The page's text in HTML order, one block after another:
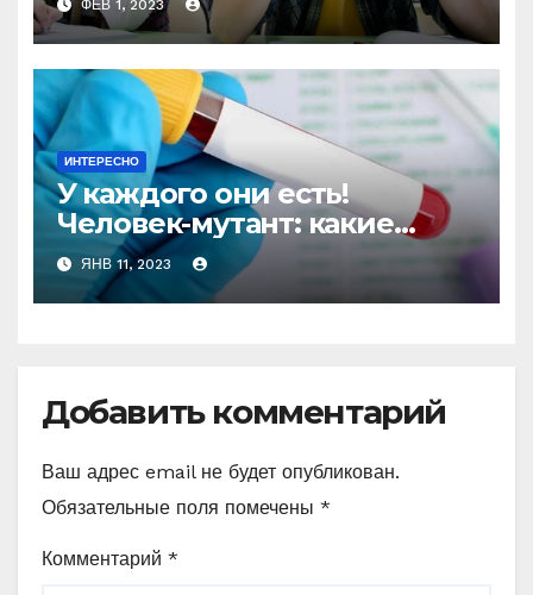
ФЕВ 1, 2023
ИНТЕРЕСНО
У каждого они есть!
Человек-мутант: какие
генетические
«суперспособности» есть у
вас?
ЯНВ 11, 2023
Добавить комментарий
Ваш адрес email не будет опубликован.
Обязательные поля помечены *
Комментарий *